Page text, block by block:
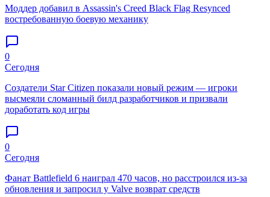
Моддер добавил в Assassin's Creed Black Flag Resynced
востребованную боевую механику
0
Сегодня
Создатели Star Citizen показали новый режим — игроки
высмеяли сломанный билд разработчиков и призвали
доработать код игры
0
Сегодня
Фанат Battlefield 6 наиграл 470 часов, но расстроился из-за
обновления и запросил у Valve возврат средств